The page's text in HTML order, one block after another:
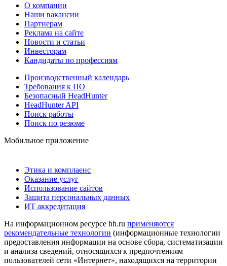
О компании
Наши вакансии
Партнерам
Реклама на сайте
Новости и статьи
Инвесторам
Кандидаты по профессиям
Производственный календарь
Требования к ПО
Безопасный HeadHunter
HeadHunter API
Поиск работы
Поиск по резюме
Мобильное приложение
Этика и комплаенс
Оказание услуг
Использование сайтов
Защита персональных данных
ИТ аккредитация
На информационном ресурсе hh.ru применяются
рекомендательные технологии (информационные технологии
предоставления информации на основе сбора, систематизации
и анализа сведений, относящихся к предпочтениям
пользователей сети «Интернет», находящихся на территории